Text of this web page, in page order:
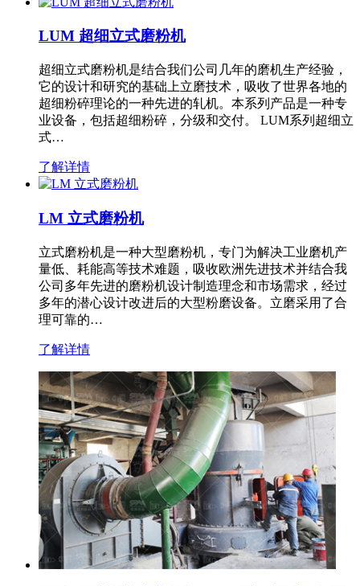
LUM 超细立式磨粉机
超细立式磨粉机是结合我们公司几年的磨机生产经验，
它的设计和研究的基础上立磨技术，吸收了世界各地的
超细粉碎理论的一种先进的轧机。本系列产品是一种专
业设备，包括超细粉碎，分级和交付。 LUM系列超细立
式…
了解详情
LM 立式磨粉机
立式磨粉机是一种大型磨粉机，专门为解决工业磨机产
量低、耗能高等技术难题，吸收欧洲先进技术并结合我
公司多年先进的磨粉机设计制造理念和市场需求，经过
多年的潜心设计改进后的大型粉磨设备。立磨采用了合
理可靠的…
了解详情